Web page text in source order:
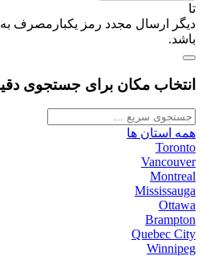
تا
دیگر ارسال مجدد رمز یکبارمصرف
باشد.
انتخاب مکان برای جستجوی
همه استان ها
Toronto
Vancouver
Montreal
Mississauga
Ottawa
Brampton
Quebec City
Winnipeg